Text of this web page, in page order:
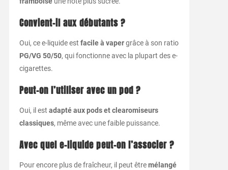
Convient-il aux débutants ?
Oui, ce e-liquide est facile à vapergrâce à son ratio
PG/VG 50/50, qui fonctionne avec la plupart des e-
cigarettes.
Peut-on l’utiliser avec un pod ?
Oui, il est adapté aux pods et clearomiseurs
classiques, même avec une faible puissance.
Avec quel e-liquide peut-on l’associer ?
Pour encore plus de fraîcheur, il peut êtremélangé